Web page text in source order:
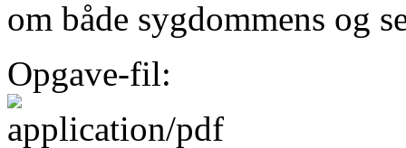
om både sygdommens og
Opgave-fil: